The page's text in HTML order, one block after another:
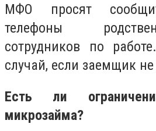
МФО просят
телефоны
сотрудников по
случай, если заемщик
Есть ли
микрозайма?